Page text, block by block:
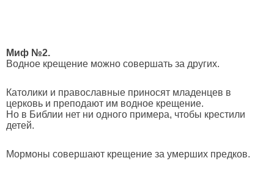
Миф №2.
Водное крещение можно совершать за других.
Католики и православные приносят младенцев в
церковь и преподают им водное крещение.
Но в Библии нет ни одного примера, чтобы крестили
детей.
Мормоны совершают крещение за умерших предков.